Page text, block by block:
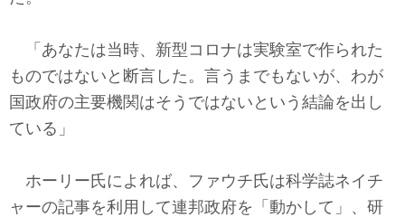
「あなたは当時、新型コロナは実験室で作られた
ものではないと断言した。言うまでもないが、わが
国政府の主要機関はそうではないという結論を出し
ている」
ホーリー氏によれば、ファウチ氏は科学誌ネイチ
ャーの記事を利用して連邦政府を「動かして」、研